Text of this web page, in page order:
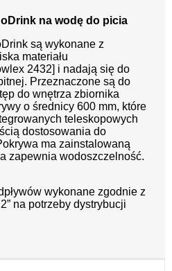
na wodę do picia
są wykonane z
materiału
2432] i nadają się do
Przeznaczone są do
do wnętrza zbiornika
o średnicy 600 mm, które
teleskopowych
dostosowania do
ma zainstalowaną
zapewnia wodoszczelność.
wykonane zgodnie z
na potrzeby dystrybucji